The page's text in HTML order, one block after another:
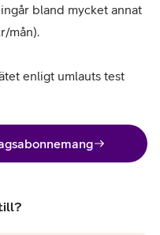
bland mycket annat
mån).
enligt umlauts test